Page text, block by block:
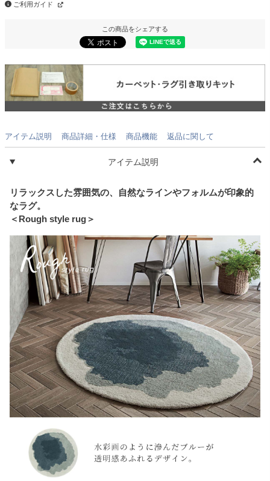
ご利用ガイド
この商品をシェアする
アイテム説明 商品詳細・仕様 商品機能 返品に関して
アイテム説明
リラックスした雰囲気の、自然なラインやフォルムが印象的
なラグ。
＜Rough style rug＞